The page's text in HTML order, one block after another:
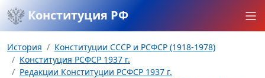
Конституция РФ
История
Конституции СССР и РСФСР (1918-1978)
Конституция РСФСР 1937 г.
Редакции Конституции РСФСР 1937 г.